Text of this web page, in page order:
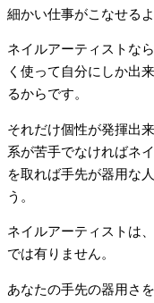
細かい仕事がこなせる
ネイルアーティストな
く使って自分にしか出
るからです。
それだけ個性が発揮出
系が苦手でなければネ
を取れば手先が器用な
う。
ネイルアーティストは
では有りません。
あなたの手先の器用さ